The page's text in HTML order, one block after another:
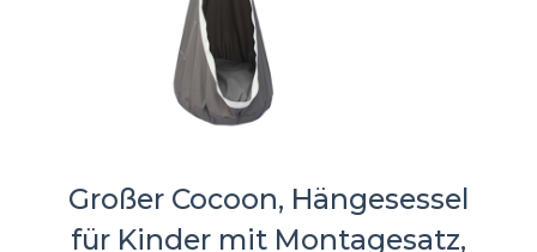
Großer Cocoon, Hängesessel
für Kinder mit Montagesatz,